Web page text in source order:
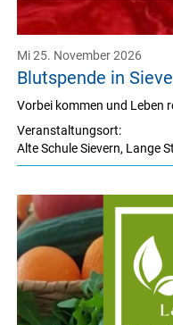
Blutspende in
Mi 25. November 2026
Veranstaltungsort:
Alte Schule Sievern, Lange
Vorbei kommen und Leben